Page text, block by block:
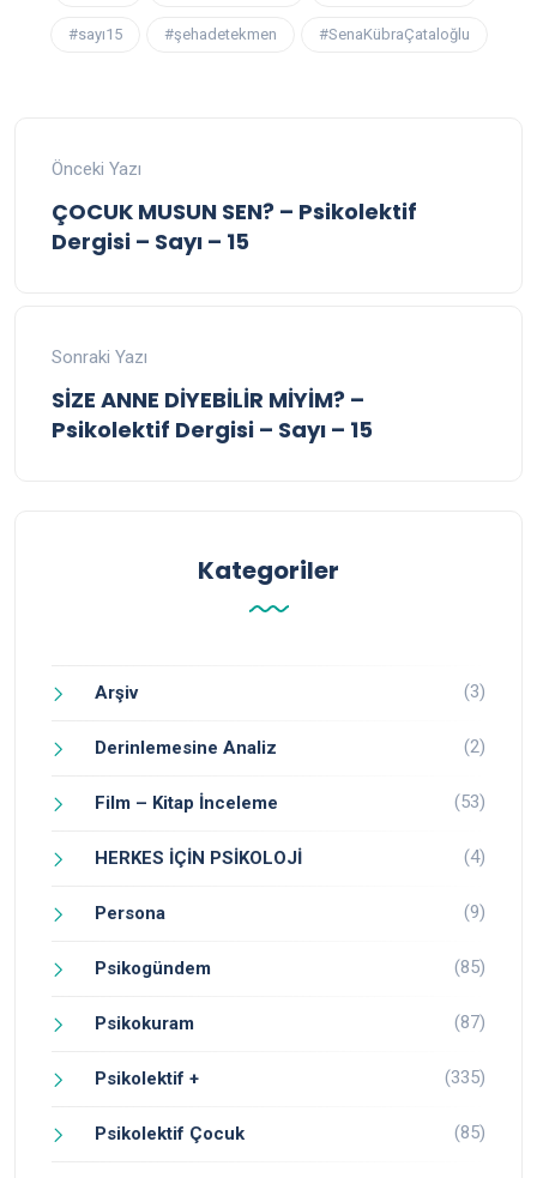
#sayı15 #şehadetekmen #SenaKübraÇataloğlu
Önceki Yazı
ÇOCUK MUSUN SEN? – Psikolektif
Dergisi – Sayı – 15
Sonraki Yazı
SİZE ANNE DİYEBİLİR MİYİM? –
Psikolektif Dergisi – Sayı – 15
Kategoriler
Arşiv (3)
Derinlemesine Analiz (2)
Film – Kitap İnceleme (53)
HERKES İÇİN PSİKOLOJİ (4)
Persona (9)
Psikogündem (85)
Psikokuram (87)
Psikolektif + (335)
Psikolektif Çocuk (85)